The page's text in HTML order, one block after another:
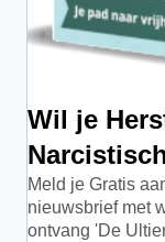
Wil je
Meld je Gratis
nieuwsbrief met
ontvang 'De